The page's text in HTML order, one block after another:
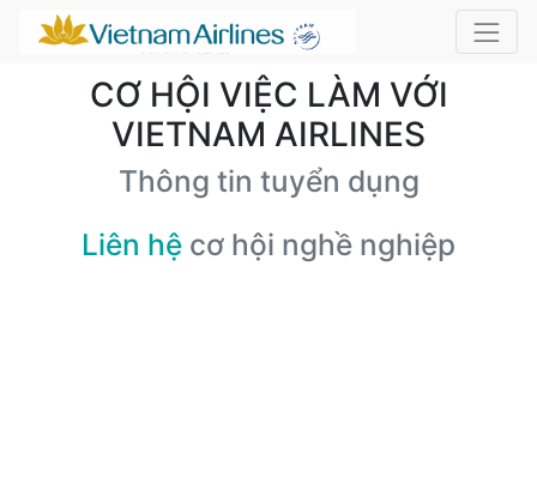
CƠ HỘI VIỆC LÀM VỚI
VIETNAM AIRLINES
Thông tin tuyển dụng
Liên hệ cơ hội nghề nghiệp